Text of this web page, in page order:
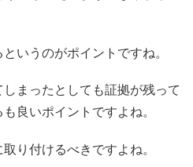
いうのがポイントですね。
まったとしても証拠が残って
良いポイントですよね。
り付けるべきですよね。